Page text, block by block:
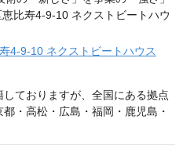
4-9-10 ネクストビートハウス
ておりますが、全国にある拠点
・高松・広島・福岡・鹿児島・